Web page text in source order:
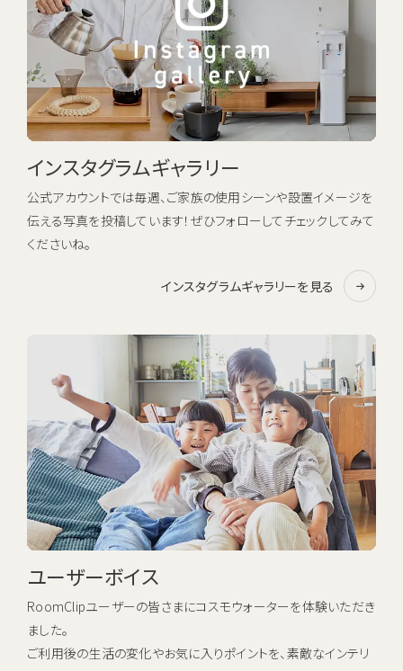
インスタグラムギャラリー
公式アカウントでは毎週、ご家族の使用シーンや設置イメージを
伝える写真を投稿しています！ぜひフォローしてチェックしてみて
くださいね。
インスタグラムギャラリーを見る
ユーザーボイス
RoomClipユーザーの皆さまにコスモウォーターを体験いただき
ました。
ご利用後の生活の変化やお気に入りポイントを、素敵なインテリ